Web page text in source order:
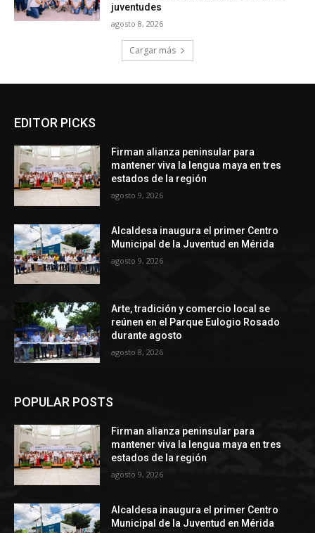
juventudes
agosto 8, 2026
Cargar más
EDITOR PICKS
Firman alianza peninsular para
mantener viva la lengua maya en tres
estados de la región
agosto 9, 2026
Alcaldesa inaugura el primer Centro
Municipal de la Juventud en Mérida
agosto 9, 2026
Arte, tradición y comercio local se
reúnen en el Parque Eulogio Rosado
durante agosto
agosto 8, 2026
POPULAR POSTS
Firman alianza peninsular para
mantener viva la lengua maya en tres
estados de la región
agosto 9, 2026
Alcaldesa inaugura el primer Centro
Municipal de la Juventud en Mérida